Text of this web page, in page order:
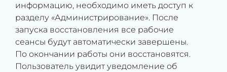
информацию, необходимо иметь доступ к
разделу «Администрирование». После
запуска восстановления все рабочие
сеансы будут автоматически завершены.
По окончании работы они восстановятся.
Пользователь увидит уведомление об